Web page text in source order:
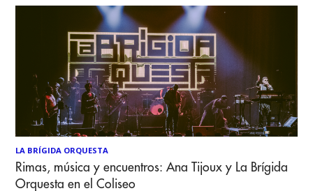
LA BRÍGIDA ORQUESTA
Rimas, música y encuentros: Ana Tijoux y La Brígida
Orquesta en el Coliseo